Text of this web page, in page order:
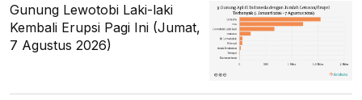
Gunung Lewotobi Laki-laki
Kembali Erupsi Pagi Ini (Jumat,
7 Agustus 2026)